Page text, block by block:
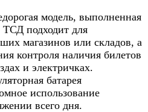
модель, выполненная
подходит для
магазинов или складов, а
контроля наличия билетов
и электричках.
батарея
использование
всего дня.